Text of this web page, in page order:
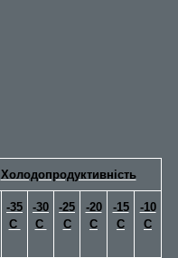
Холодопродуктивність
-35
С
-30
C
-25
С
-20
C
-15
C
-10
C